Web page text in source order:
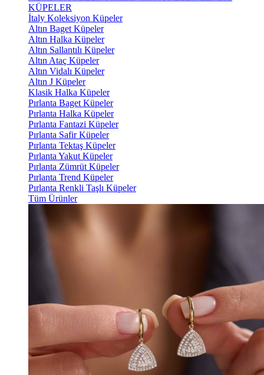
KÜPELER
İtaly Koleksiyon Küpeler
Altın Baget Küpeler
Altın Halka Küpeler
Altın Sallantılı Küpeler
Altın Ataç Küpeler
Altın Vidalı Küpeler
Altın J Küpeler
Klasik Halka Küpeler
Pırlanta Baget Küpeler
Pırlanta Halka Küpeler
Pırlanta Fantazi Küpeler
Pırlanta Safir Küpeler
Pırlanta Tektaş Küpeler
Pırlanta Yakut Küpeler
Pırlanta Zümrüt Küpeler
Pırlanta Trend Küpeler
Pırlanta Renkli Taşlı Küpeler
Tüm Ürünler